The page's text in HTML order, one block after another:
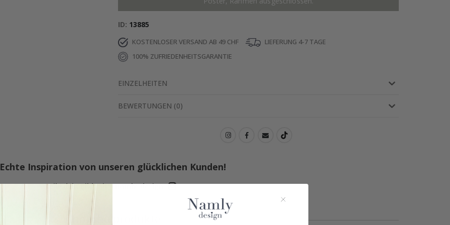
ID 13885
KOSTENLOSER VERSAND AB 49 CHF
LIEFERUNG 4-7 TAGE
100% ZUFRIEDENHEITSGARANTIE
EINZELHEITEN
BEWERTUNGEN (0)
Echte Inspiration von unseren glücklichen Kunden!
Teile dein Bild mit #namly_design
Ähnliche produkte